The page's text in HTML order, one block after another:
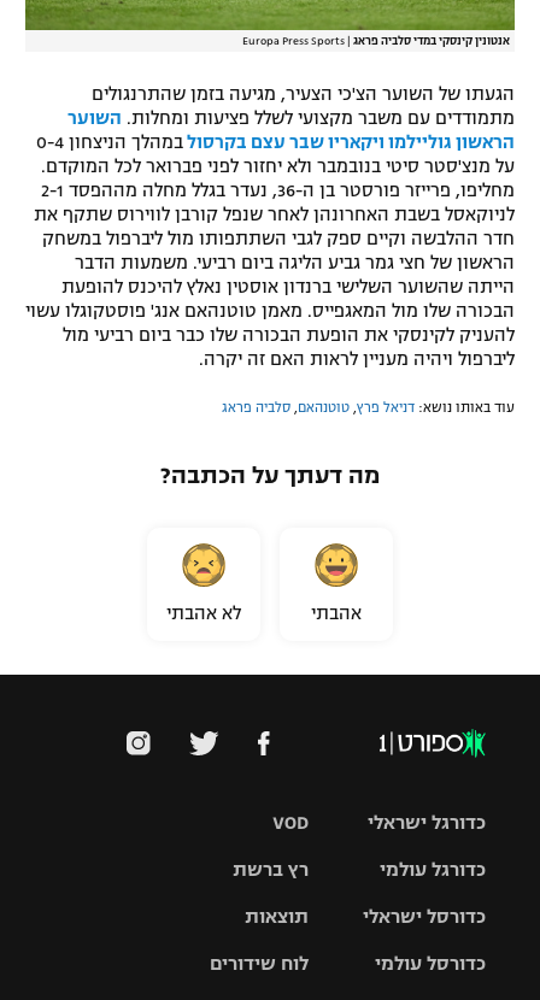
אנטונין קינסקי במדי סלביה פראג Europa Press Sports
הגעתו של השוער הצ'כי הצעיר, מגיעה בזמן שהתרנגולים
מתמודדים עם משבר מקצועי לשלל פציעות ומחלות. השוער
הראשון גוליילמו ויקאריו שבר עצם בקרסול
במהלך הניצחון 0-4
על מנצ'סטר סיטי בנובמבר ולא יחזור לפני פברואר לכל המוקדם.
מחליפו, פרייזר פורסטר בן ה-36, נעדר בגלל מחלה מההפסד 2-1
לניוקאסל בשבת האחרונהן לאחר שנפל קורבן לווירוס שתקף את
חדר ההלבשה וקיים ספק לגבי השתתפותו מול ליברפול במשחק
הראשון של חצי גמר גביע הליגה ביום רביעי. משמעות הדבר
הייתה שהשוער השלישי ברנדון אוסטין נאלץ להיכנס להופעת
הבכורה שלו מול המאגפייס. מאמן טוטנהאם אנג' פוסטקוגלו עשוי
להעניק לקינסקי את הופעת הבכורה שלו כבר ביום רביעי מול
ליברפול ויהיה מעניין לראות האם זה יקרה.
עוד באותו נושא: דניאל פרץ טוטנהאם סלביה פראג
מה דעתך על הכתבה?
אהבתי לא אהבתי
VOD
רץ ברשת
תוצאות
לוח שידורים
כדורגל ישראלי
כדורגל עולמי
האלופות
כדורסל ישראלי
כדורסל עולמי